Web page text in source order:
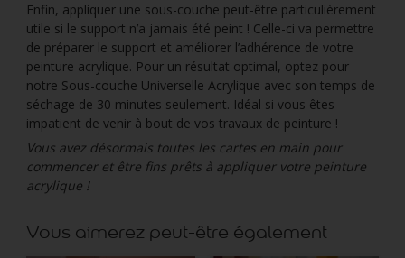
Enfin, appliquer une sous-couche peut-être particulièrement
utile si le support n’a jamais été peint ! Celle-ci va permettre
de préparer le support et améliorer l’adhérence de votre
peinture acrylique. Pour un résultat optimal, optez pour
notre Sous-couche Universelle Acrylique avec son temps de
séchage de 30 minutes seulement. Idéal si vous êtes
impatient de venir à bout de vos travaux de peinture !
Vous avez désormais toutes les cartes en main pour
commencer et être fins prêts à appliquer votre peinture
acrylique !
Vous aimerez peut-être également